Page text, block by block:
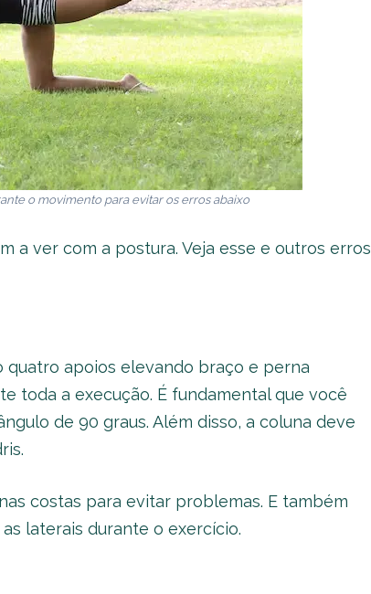
o movimento para evitar os erros abaixo
a ver com a postura. Veja esse e outros erros
quatro apoios elevando braço e perna
toda a execução. É fundamental que você
de 90 graus. Além disso, a coluna deve
costas para evitar problemas. E também
laterais durante o exercício.